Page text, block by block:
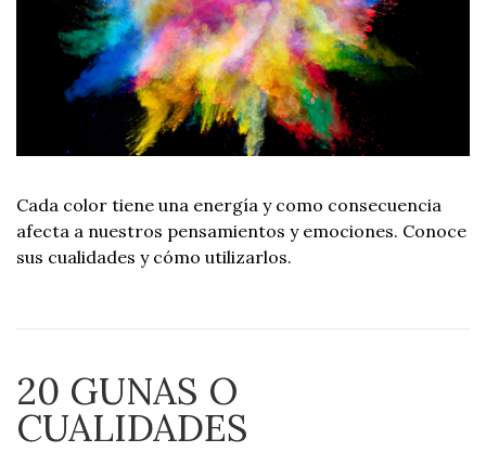
0
Cada color tiene una energía y como consecuencia
afecta a nuestros pensamientos y emociones. Conoce
sus cualidades y cómo utilizarlos.
20 GUNAS O
CUALIDADES